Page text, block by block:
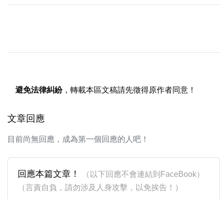
避免法律糾紛，轉載本區文稿請先徵得原作者同意！
文章回應
目前尚無回應，成為第一個回應的人吧！
回應本篇文章！
（以下回應不會連結到FaceBook）
（言責自負，請勿涉及人身攻擊，以免挨告！）